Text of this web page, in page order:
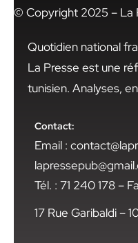
© Copyright 2025 – La
Quotidien national
La Presse est une
tunisien. Analyses,
Contact:
Email :
Tél. : 71 240 178 –
17 Rue Garibaldi –